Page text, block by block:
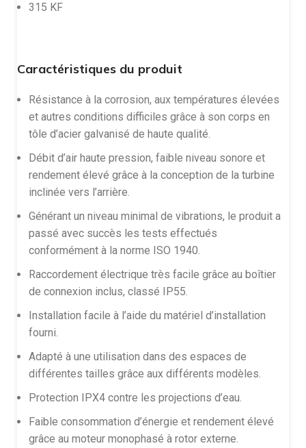
315 KF
Caractéristiques du produit
Résistance à la corrosion, aux températures élevées
et autres conditions difficiles grâce à son corps en
tôle d’acier galvanisé de haute qualité.
Débit d’air haute pression, faible niveau sonore et
rendement élevé grâce à la conception de la turbine
inclinée vers l’arrière.
Générant un niveau minimal de vibrations, le produit a
passé avec succès les tests effectués
conformément à la norme ISO 1940.
Raccordement électrique très facile grâce au boîtier
de connexion inclus, classé IP55.
Installation facile à l’aide du matériel d’installation
fourni.
Adapté à une utilisation dans des espaces de
différentes tailles grâce aux différents modèles.
Protection IPX4 contre les projections d’eau.
Faible consommation d’énergie et rendement élevé
grâce au moteur monophasé à rotor externe.